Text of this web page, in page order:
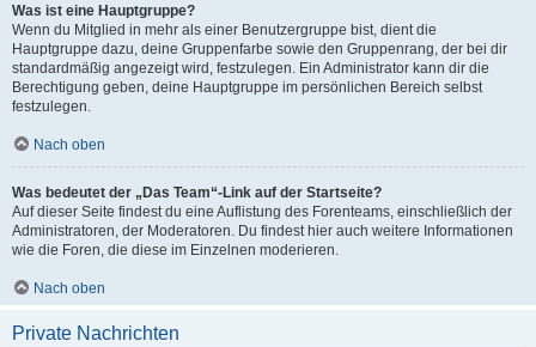
Was ist eine Hauptgruppe?
Wenn du Mitglied in mehr als einer Benutzergruppe bist, dient die
Hauptgruppe dazu, deine Gruppenfarbe sowie den Gruppenrang, der bei dir
standardmäßig angezeigt wird, festzulegen. Ein Administrator kann dir die
Berechtigung geben, deine Hauptgruppe im persönlichen Bereich selbst
festzulegen.
Nach oben
Was bedeutet der „Das Team“-Link auf der Startseite?
Auf dieser Seite findest du eine Auflistung des Forenteams, einschließlich der
Administratoren, der Moderatoren. Du findest hier auch weitere Informationen
wie die Foren, die diese im Einzelnen moderieren.
Nach oben
Private Nachrichten